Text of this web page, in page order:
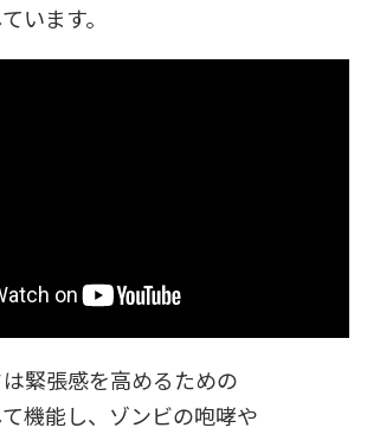
います。
緊張感を高めるための
機能し、ゾンビの咆哮や